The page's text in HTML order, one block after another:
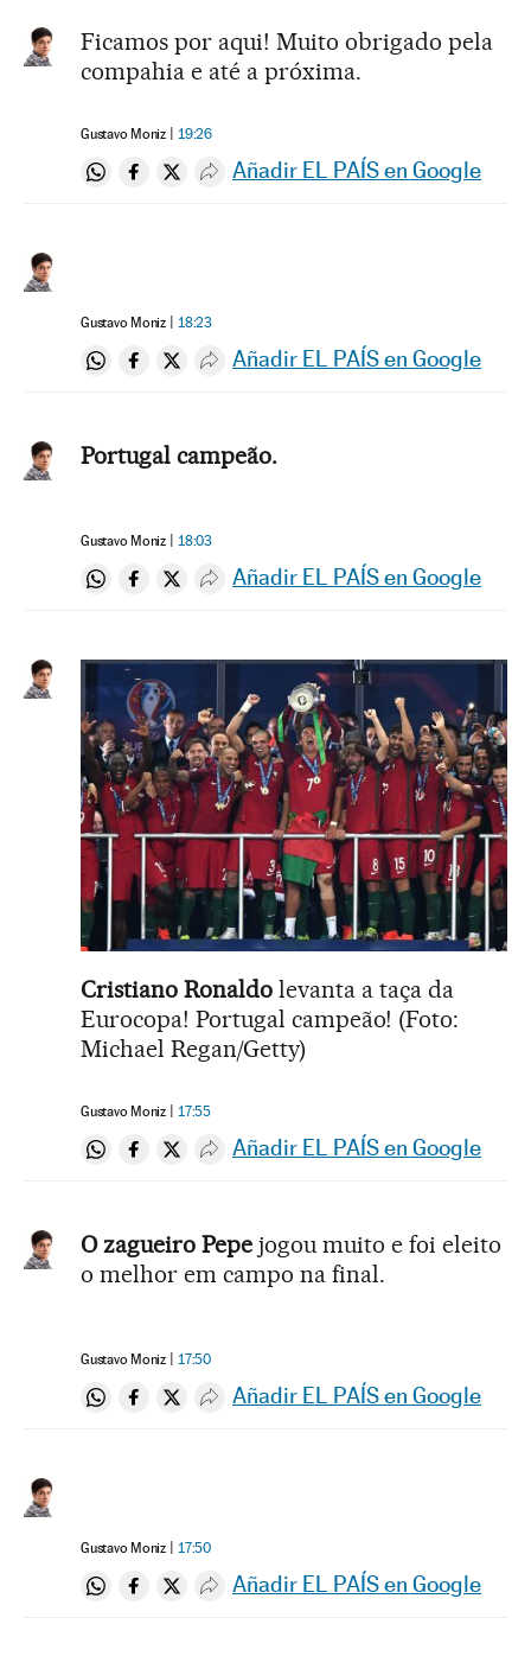
Ficamos por aqui! Muito obrigado pela
compahia e até a próxima.
Gustavo Moniz 19:26
Compartir en Whatsapp
Compartir en Facebook
Compartir en Twitter
Desplegar Redes Sociales
Añadir EL PAÍS en Google
Gustavo Moniz 18:23
Compartir en Whatsapp
Compartir en Facebook
Compartir en Twitter
Desplegar Redes Sociales
Añadir EL PAÍS en Google
Portugal campeão.
Gustavo Moniz 18:03
Compartir en Whatsapp
Compartir en Facebook
Compartir en Twitter
Desplegar Redes Sociales
Añadir EL PAÍS en Google
Cristiano Ronaldo levanta a taça da
Eurocopa! Portugal campeão! (Foto:
Michael Regan/Getty)
Gustavo Moniz 17:55
Compartir en Whatsapp
Compartir en Facebook
Compartir en Twitter
Desplegar Redes Sociales
Añadir EL PAÍS en Google
O zagueiro Pepe jogou muito e foi eleito
o melhor em campo na final.
Gustavo Moniz 17:50
Compartir en Whatsapp
Compartir en Facebook
Compartir en Twitter
Desplegar Redes Sociales
Añadir EL PAÍS en Google
Gustavo Moniz 17:50
Compartir en Whatsapp
Compartir en Facebook
Compartir en Twitter
Desplegar Redes Sociales
Añadir EL PAÍS en Google